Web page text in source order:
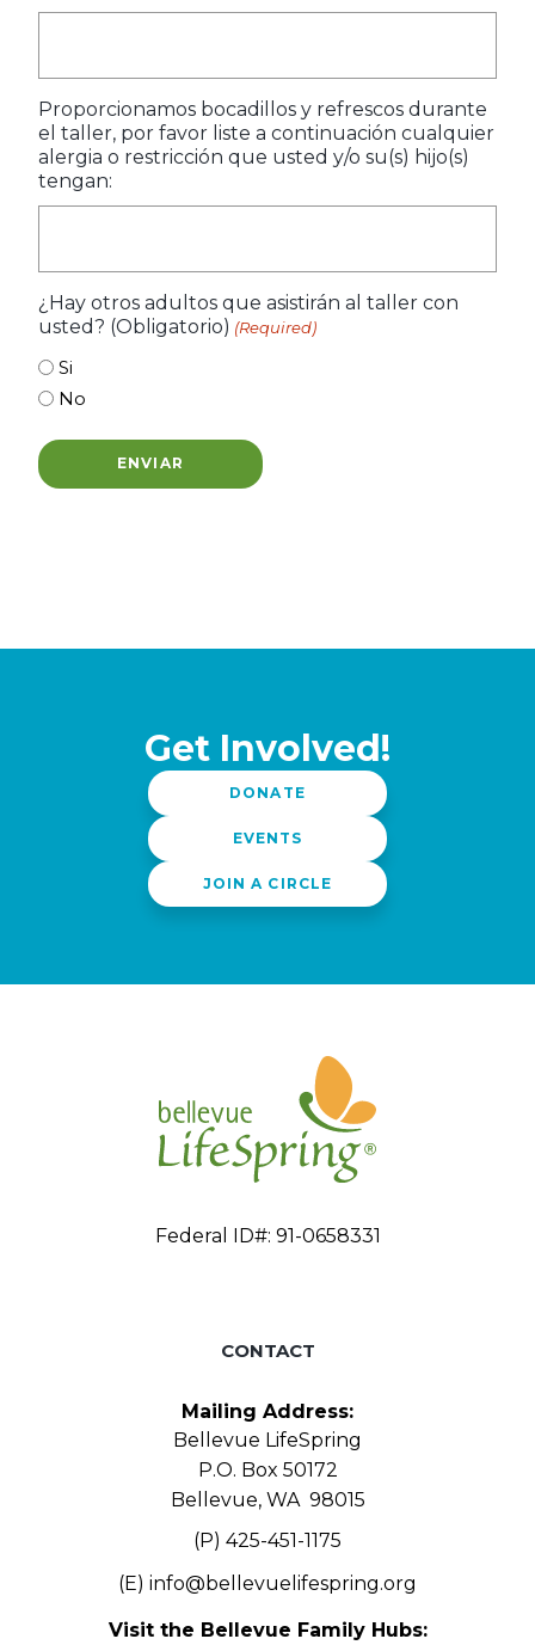
Proporcionamos bocadillos y refrescos durante
el taller, por favor liste a continuación cualquier
alergia o restricción que usted y/o su(s) hijo(s)
tengan:
¿Hay otros adultos que asistirán al taller con
usted? (Obligatorio) (Required)
Si
No
ENVIAR
Get Involved!
DONATE
EVENTS
JOIN A CIRCLE
Federal ID#: 91-0658331
CONTACT
Mailing Address:
Bellevue LifeSpring
P.O. Box 50172
Bellevue, WA 98015
(P) 425-451-1175
(E) info@bellevuelifespring.org
Visit the Bellevue Family Hubs: